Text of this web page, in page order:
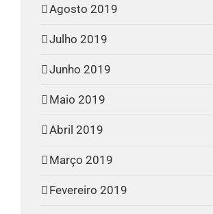
Agosto 2019
Julho 2019
Junho 2019
Maio 2019
Abril 2019
Março 2019
Fevereiro 2019